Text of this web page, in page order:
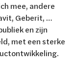
mee, andere
Geberit, …
en zijn
met een sterke